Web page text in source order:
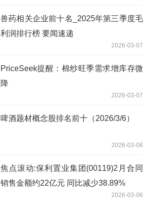
兽药相关企业前十名_2025年第三季度毛
利润排行榜 要闻速递
2026-03-07
PriceSeek提醒：棉纱旺季需求增库存微
降
2026-03-07
啤酒题材概念股排名前十（2026/3/6）
2026-03-06
焦点滚动:保利置业集团(00119)2月合同
销售金额约22亿元 同比减少38.89%
2026-03-06